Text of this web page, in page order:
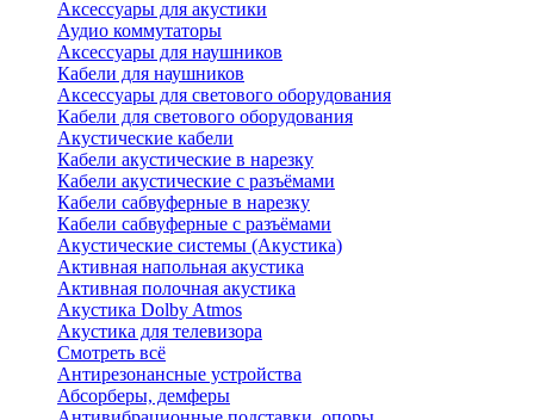
Аксессуары для акустики
Аудио коммутаторы
Аксессуары для наушников
Кабели для наушников
Аксессуары для светового оборудования
Кабели для светового оборудования
Акустические кабели
Кабели акустические в нарезку
Кабели акустические с разъёмами
Кабели сабвуферные в нарезку
Кабели сабвуферные с разъёмами
Акустические системы (Акустика)
Активная напольная акустика
Активная полочная акустика
Акустика Dolby Atmos
Акустика для телевизора
Смотреть всё
Антирезонансные устройства
Абсорберы, демферы